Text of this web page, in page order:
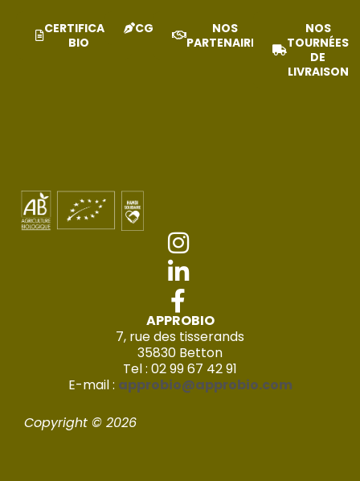
CERTIFICAT
BIO
CGV
NOS
PARTENAIRES
NOS
TOURNÉES
DE
LIVRAISON
APPROBIO
7, rue des tisserands
35830 Betton
Tel : 02 99 67 42 91
E-mail : approbio@approbio.com
Copyright © 2026